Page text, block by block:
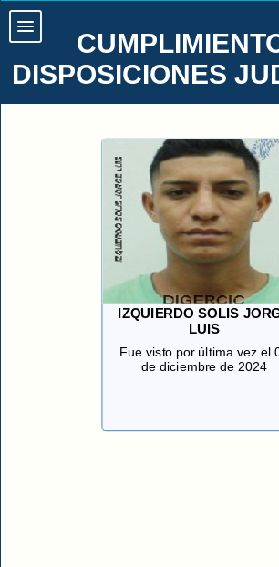
DISPOSICIONES
IZQUIERDO SOLIS
LUIS
Fue visto por última vez el
de diciembre de 2024